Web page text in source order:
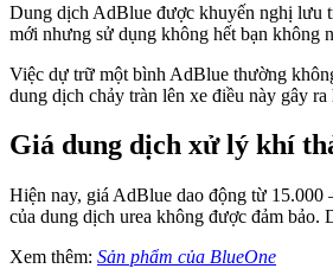
Dung dịch AdBlue được khuyến nghị lưu
mới nhưng sử dụng không hết bạn không
Việc dự trữ một bình AdBlue thường
dung dịch chảy tràn lên xe điều này gây
Giá dung dịch xử lý khí
Hiện nay, giá AdBlue dao động từ 15.000
của dung dịch urea không được đảm bảo.
Xem thêm: Sản phẩm của BlueOne